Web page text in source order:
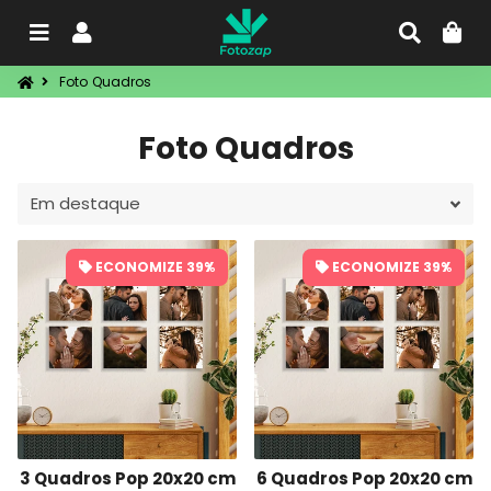
Menu
Foto Quadros
Foto Quadros
ECONOMIZE 39%
3 Quadros Pop 20x20 cm
ECONOMIZE 39%
6 Quadros Pop 20x20 cm